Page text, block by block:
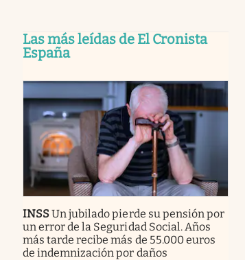
Las más leídas de El Cronista
España
INSSUn jubilado pierde su pensión por
un error de la Seguridad Social. Años
más tarde recibe más de 55.000 euros
de indemnización por daños